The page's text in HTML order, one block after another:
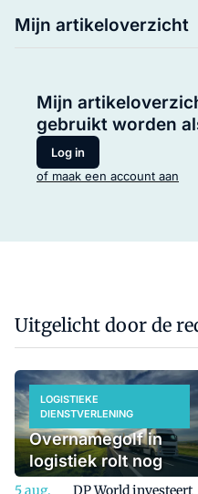
Mijn artikeloverzicht
Mijn
gebruikt worden
Log in
of maak een account aan
Uitgelicht door de
LOGISTIEKE
DIENSTVERLENING
Overnamegolf in
logistiek rolt nog
even doorDP World investeert